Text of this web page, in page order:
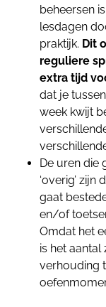
beheersen
lesdagen
praktijk. Dit
reguliere
extra tijd
dat je
week kwijt
De uren die
‘overig’
gaat
en/of
Omdat het
is het
verhouding